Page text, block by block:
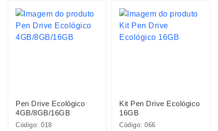
Pen Drive Ecológico
4GB/8GB/16GB
Código: 018
Kit Pen Drive Ecológico
16GB
Código: 066